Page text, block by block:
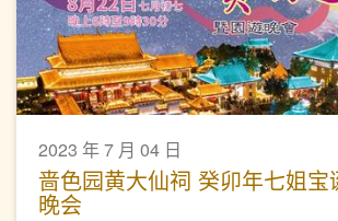
2023 年 7 月 04 日
啬色园黄大仙祠 癸卯年七姐宝
晚会